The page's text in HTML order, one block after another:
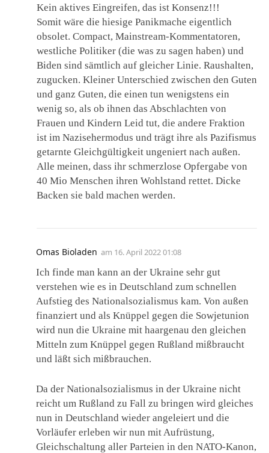
Kein aktives Eingreifen, das ist Konsenz!!!
Somit wäre die hiesige Panikmache eigentlich
obsolet. Compact, Mainstream-Kommentatoren,
westliche Politiker (die was zu sagen haben) und
Biden sind sämtlich auf gleicher Linie. Raushalten,
zugucken. Kleiner Unterschied zwischen den Guten
und ganz Guten, die einen tun wenigstens ein
wenig so, als ob ihnen das Abschlachten von
Frauen und Kindern Leid tut, die andere Fraktion
ist im Nazisehermodus und trägt ihre als Pazifismus
getarnte Gleichgültigkeit ungeniert nach außen.
Alle meinen, dass ihr schmerzlose Opfergabe von
40 Mio Menschen ihren Wohlstand rettet. Dicke
Backen sie bald machen werden.
Omas Bioladen am 16. April 2022 01:08
Ich finde man kann an der Ukraine sehr gut
verstehen wie es in Deutschland zum schnellen
Aufstieg des Nationalsozialismus kam. Von außen
finanziert und als Knüppel gegen die Sowjetunion
wird nun die Ukraine mit haargenau den gleichen
Mitteln zum Knüppel gegen Rußland mißbraucht
und läßt sich mißbrauchen.
Da der Nationalsozialismus in der Ukraine nicht
reicht um Rußland zu Fall zu bringen wird gleiches
nun in Deutschland wieder angeleiert und die
Vorläufer erleben wir nun mit Aufrüstung,
Gleichschaltung aller Parteien in den NATO-Kanon,